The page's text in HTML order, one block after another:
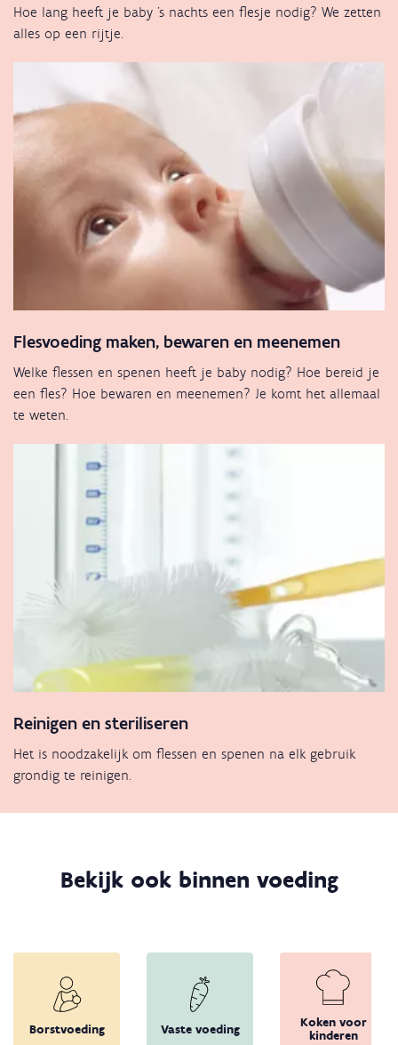
Hoe lang heeft je baby 's nachts een flesje nodig? We zetten
alles op een rijtje.
Flesvoeding maken, bewaren en meenemen
Welke flessen en spenen heeft je baby nodig? Hoe bereid je
een fles? Hoe bewaren en meenemen? Je komt het allemaal
te weten.
Reinigen en steriliseren
Het is noodzakelijk om flessen en spenen na elk gebruik
grondig te reinigen.
Bekijk ook binnen voeding
Borstvoeding Vaste voeding
Koken voor
kinderen